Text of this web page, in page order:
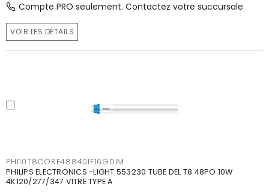
Compte PRO seulement. Contactez votre succursale
VOIR LES DÉTAILS
PHI10T8CORE48840IF16GDIM
PHILIPS ELECTRONICS -LIGHT 553230 TUBE DEL T8 48PO 10W
4K120/277/347 VITRE TYPE A